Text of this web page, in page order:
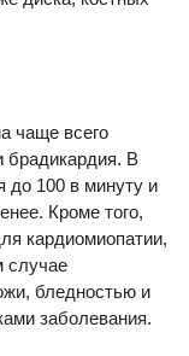
чаще всего
брадикардия. В
до 100 в минуту и
Кроме того,
кардиомиопатии,
случае
бледностью и
заболевания.